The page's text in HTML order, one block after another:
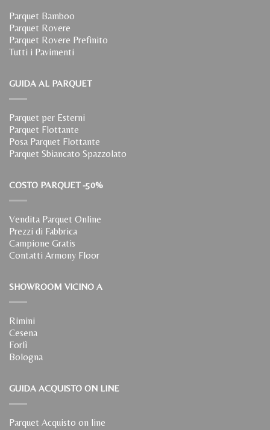
Parquet Bamboo
Parquet Rovere
Parquet Rovere Prefinito
Tutti i Pavimenti
GUIDA AL PARQUET
Parquet per Esterni
Parquet Flottante
Posa Parquet Flottante
Parquet Sbiancato Spazzolato
COSTO PARQUET -50%
Vendita Parquet Online
Prezzi di Fabbrica
Campione Gratis
Contatti Armony Floor
SHOWROOM VICINO A
Rimini
Cesena
Forlì
Bologna
GUIDA ACQUISTO ON LINE
Parquet Acquisto on line